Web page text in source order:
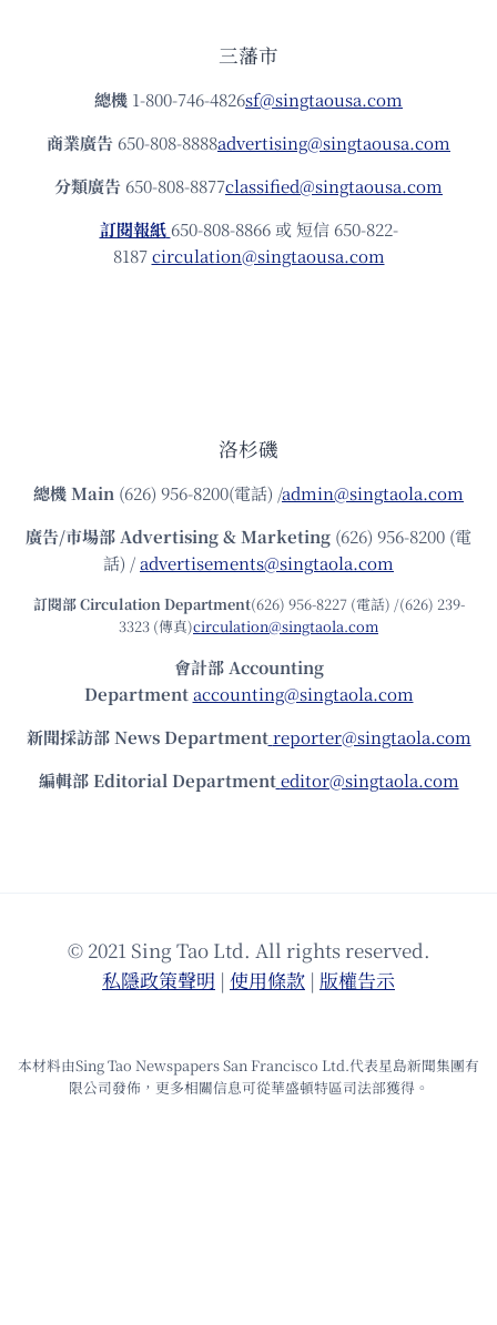
三藩市
總機 1-800-746-4826sf@singtaousa.com
商業廣告 650-808-8888advertising@singtaousa.com
分類廣告 650-808-8877classified@singtaousa.com
訂閱報紙 650-808-8866 或 短信 650-822-
8187circulation@singtaousa.com
洛杉磯
總機Main (626) 956-8200(電話) /admin@singtaola.com
廣告/市場部Advertising & Marketing (626) 956-8200 (電
話) /advertisements@singtaola.com
訂閱部 Circulation Department(626) 956-8227 (電話) /(626) 239-
3323 (傳真)circulation@singtaola.com
會計部 Accounting
Department accounting@singtaola.com
新聞採訪部 News Department reporter@singtaola.com
編輯部 Editorial Department editor@singtaola.com
© 2021 Sing Tao Ltd. All rights reserved.
私隱政策聲明 | 使⽤條款 | 版權告⽰
本材料由Sing Tao Newspapers San Francisco Ltd.代表星島新聞集團有
限公司發佈，更多相關信息可從華盛頓特區司法部獲得。